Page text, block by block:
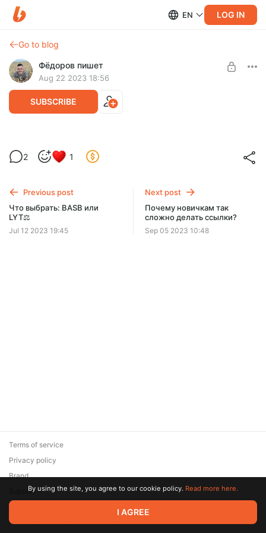
EN LOG IN
Go to blog
Фёдоров пишет
Aug 22 2023 18:56
SUBSCRIBE
Самый сложный этап в чтении книг 📖
SUBSCRIBE
2 1
Previous post
Что выбрать: BASB или
LYT⚖️
Jul 12 2023 19:45
Next post
Почему новичкам так
сложно делать ссылки?
Sep 05 2023 10:48
© 2026 Zaya Solutions Limited. All rights reserved. All trademarks
are the property of their respective owners.
Terms of service
Privacy policy
Brand
SupportBy using the site, you agree to our cookie policy. Read more here.
I AGREE